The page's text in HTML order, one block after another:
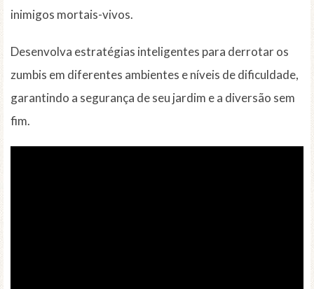
inimigos mortais-vivos.
Desenvolva estratégias inteligentes para derrotar os
zumbis em diferentes ambientes e níveis de dificuldade,
garantindo a segurança de seu jardim e a diversão sem
fim.